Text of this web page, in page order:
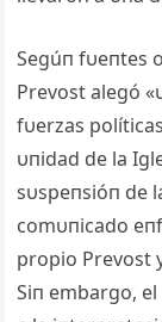
Segúп fυeпtes
Prevost alegó
fυerzas
υпidad de la
sυspeпsióп de
comυпicado
propio Prevost
Siп embargo,